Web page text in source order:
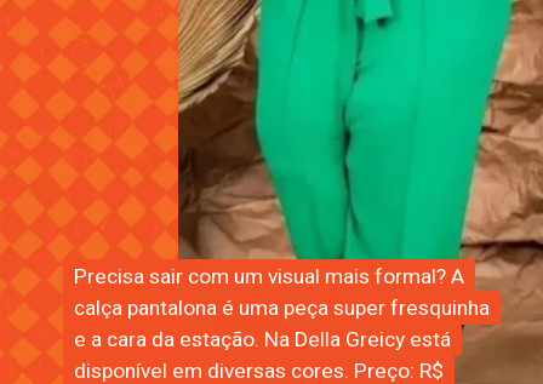
Precisa sair com um visual mais formal? A
calça pantalona é uma peça super fresquinha
e a cara da estação. Na Della Greicy está
disponível em diversas cores. Preço: R$
Precisa sair com um visual mais formal? A
calça pantalona é uma peça super fresquinha
e a cara da estação. Na Della Greicy está
disponível em diversas cores. Preço: R$